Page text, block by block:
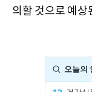
의할 것으로 예상